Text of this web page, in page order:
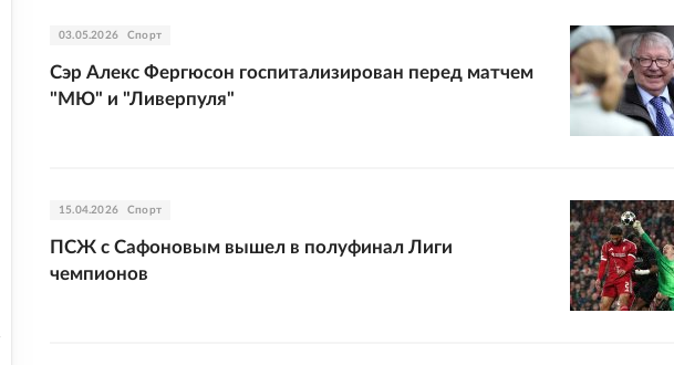
03.05.2026 Спорт
Сэр Алекс Фергюсон госпитализирован перед матчем
"МЮ" и "Ливерпуля"
15.04.2026 Спорт
ПСЖ с Сафоновым вышел в полуфинал Лиги
чемпионов